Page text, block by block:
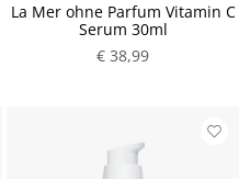
La Mer ohne Parfum Vitamin C
Serum 30ml
€ 38,99